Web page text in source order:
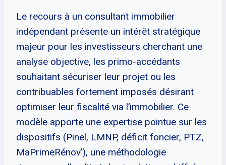
Le recours à un consultant immobilier
indépendant présente un intérêt stratégique
majeur pour les investisseurs cherchant une
analyse objective, les primo-accédants
souhaitant sécuriser leur projet ou les
contribuables fortement imposés désirant
optimiser leur fiscalité via l’immobilier. Ce
modèle apporte une expertise pointue sur les
dispositifs (Pinel, LMNP, déficit foncier, PTZ,
MaPrimeRénov’), une méthodologie